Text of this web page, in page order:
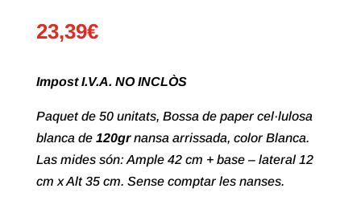
23,39€
Impost I.V.A. NO INCLÒS
Paquet de 50 unitats, Bossa de paper cel·lulosa
blanca de 120grnansa arrissada, color Blanca.
Las mides són: Ample 42 cm + base – lateral 12
cm x Alt 35 cm. Sense comptar les nanses.